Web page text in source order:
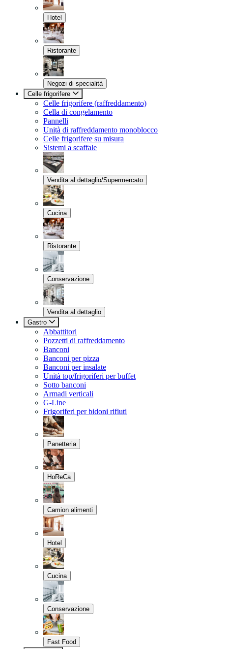
Hotel
Ristorante
Negozi di specialità
Celle frigorifere
Celle frigorifere (raffreddamento)
Cella di congelamento
Pannelli
Unità di raffreddamento monoblocco
Celle frigorifere su misura
Sistemi a scaffale
Vendita al dettaglio/Supermercato
Cucina
Ristorante
Conservazione
Vendita al dettaglio
Gastro
Abbattitori
Pozzetti di raffreddamento
Banconi
Banconi per pizza
Banconi per insalate
Unità top/frigoriferi per buffet
Sotto banconi
Armadi verticali
G-Line
Frigoriferi per bidoni rifiuti
Panetteria
HoReCa
Camion alimenti
Hotel
Cucina
Conservazione
Fast Food